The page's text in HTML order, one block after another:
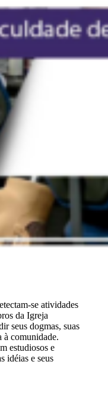
se atividades
da Igreja
seus dogmas, suas
à comunidade.
estudiosos e
idéias e seus